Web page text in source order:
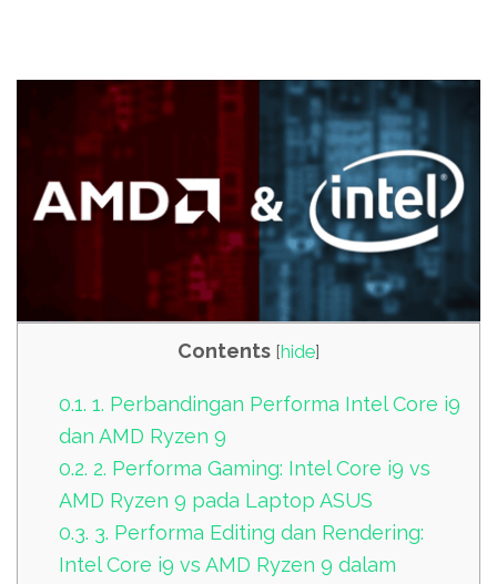
Contents [hide]
0.1. 1. Perbandingan Performa Intel Core i9
dan AMD Ryzen 9
0.2. 2. Performa Gaming: Intel Core i9 vs
AMD Ryzen 9 pada Laptop ASUS
0.3. 3. Performa Editing dan Rendering:
Intel Core i9 vs AMD Ryzen 9 dalam